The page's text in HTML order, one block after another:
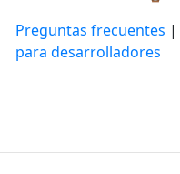
Preguntas frecuentes |
para desarrolladores